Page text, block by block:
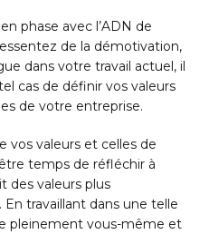
phase avec l’ADN de
de la démotivation,
dans votre travail actuel, il
cas de définir vos valeurs
de votre entreprise.
vos valeurs et celles de
temps de réfléchir à
des valeurs plus
travaillant dans une telle
pleinement vous-même et